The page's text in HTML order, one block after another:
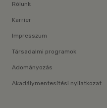
Rólunk
Karrier
Impresszum
Társadalmi programok
Adományozás
Akadálymentesítési nyilatkozat